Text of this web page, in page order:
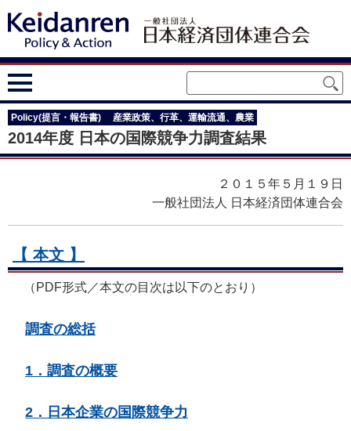
Policy(提言・報告書) 産業政策、行革、運輸流通、農業
2014年度 日本の国際競争力調査結果
２０１５年５月１９日
一般社団法人 日本経済団体連合会
【 本文 】
（PDF形式／本文の目次は以下のとおり）
調査の総括
1．調査の概要
2．日本企業の国際競争力